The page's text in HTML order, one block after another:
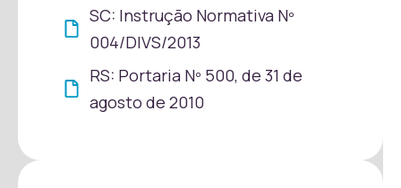
SC: Instrução Normativa Nº
004/DIVS/2013
RS: Portaria Nº 500, de 31 de
agosto de 2010